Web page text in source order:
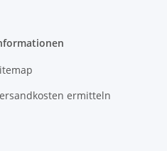
ermitteln